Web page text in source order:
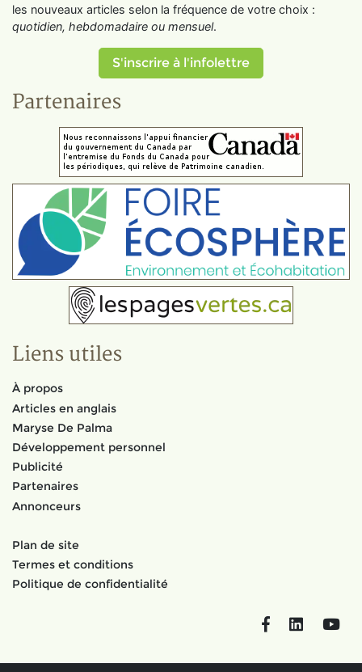
les nouveaux articles selon la fréquence de votre choix :
quotidien, hebdomadaire ou mensuel.
S'inscrire à l'infolettre
Partenaires
Liens utiles
À propos
Articles en anglais
Maryse De Palma
Développement personnel
Publicité
Partenaires
Annonceurs
Plan de site
Termes et conditions
Politique de confidentialité
FacebookLinkedIn